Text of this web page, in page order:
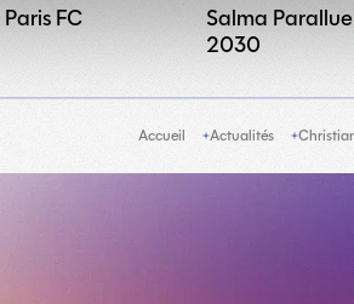
FC
Salma
2030
Accueil Actualités